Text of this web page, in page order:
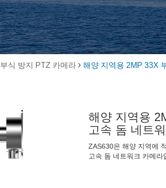
부식 방지 PTZ 카메라 해양 지역용 2MP 33X
해양 지역용
고속 돔 네트
ZAS630은 해양 지역에
고속 돔 네트워크 카메라